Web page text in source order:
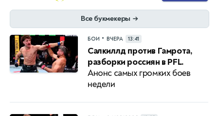
Все букмекеры →
БОИ • ВЧЕРА 13:41
Салкиллд против Гамрота,
разборки россиян в PFL.
Анонс самых громких боев
недели